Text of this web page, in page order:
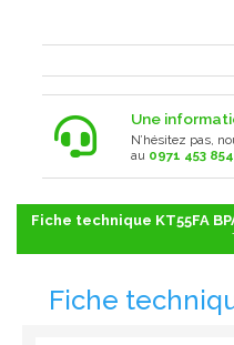
Une
N’hésitez pas,
au 0971 453 854
Fiche technique KT55FA
Fiche